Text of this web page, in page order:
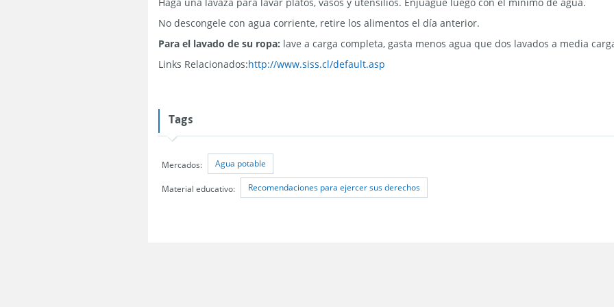
No descongele con agua corriente, retire los alimentos el día anterior.
Para el lavado de su ropa: lave a carga completa, gasta menos agua que dos lavados a media
Links Relacionados:http://www.siss.cl/default.asp
Tags
Mercados: Agua potable
Material educativo: Recomendaciones para ejercer sus derechos